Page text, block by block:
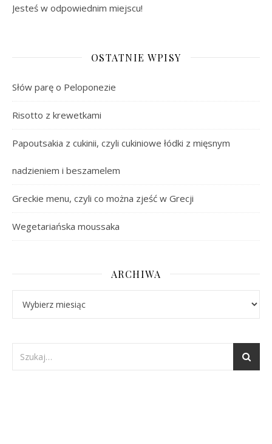
Jesteś w odpowiednim miejscu!
OSTATNIE WPISY
Słów parę o Peloponezie
Risotto z krewetkami
Papoutsakia z cukinii, czyli cukiniowe łódki z mięsnym
nadzieniem i beszamelem
Greckie menu, czyli co można zjeść w Grecji
Wegetariańska moussaka
ARCHIWA